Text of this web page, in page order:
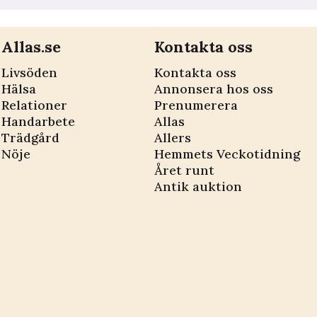
Allas.se
Livsöden
Hälsa
Relationer
Handarbete
Trädgård
Nöje
Kontakta oss
Kontakta oss
Annonsera hos oss
Prenumerera
Allas
Allers
Hemmets Veckotidning
Året runt
Antik auktion